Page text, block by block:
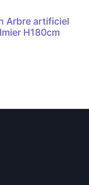
Arbre artificiel
H180cm